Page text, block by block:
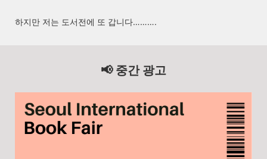
하지만 저는 도서전에 또 갑니다……….
📢 중간 광고